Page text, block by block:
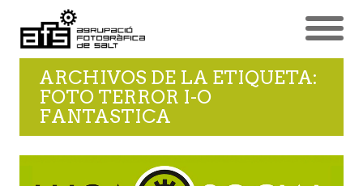
ARCHIVOS DE LA ETIQUETA:
FOTO TERROR I-O
FANTASTICA